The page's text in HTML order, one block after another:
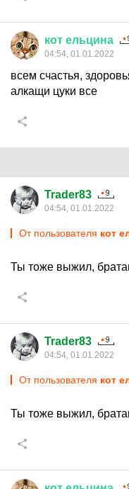
кот ельцина
04:54, 01.01.2022
всем счастья,
алкащи цуки все
Trader83
04:54, 01.01.2022
От пользователя кот
Ты тоже выжил,
Trader83
04:54, 01.01.2022
От пользователя кот
Ты тоже выжил,